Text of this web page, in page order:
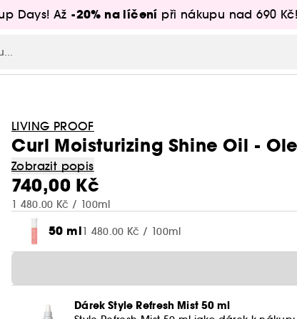
Days! Až -20% na líčení při nákupu nad 690 Kč!
LIVING PROOF
Curl Moisturizing Shine Oil -
Zobrazit popis
740,00 Kč
1 480.00 Kč / 100ml
50 ml1 480.00 Kč / 100ml
Dárek Style Refresh Mist 50 ml